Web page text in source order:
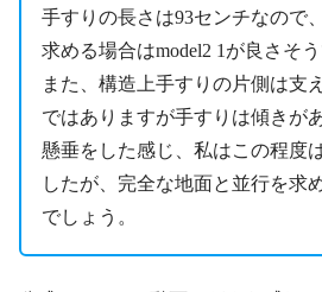
手すりの長さは93センチなので
求める場合はmodel2 1が良さそう
また、構造上手すりの片側は支
ではありますが手すりは傾きが
懸垂をした感じ、私はこの程度
したが、完全な地面と並行を求
でしょう。